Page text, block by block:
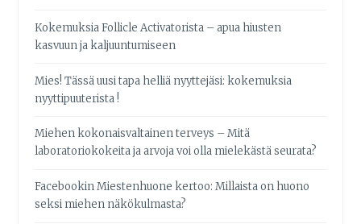
Kokemuksia Follicle Activatorista – apua hiusten
kasvuun ja kaljuuntumiseen
Mies! Tässä uusi tapa helliä nyyttejäsi: kokemuksia
nyyttipuuterista !
Miehen kokonaisvaltainen terveys – Mitä
laboratoriokokeita ja arvoja voi olla mielekästä seurata?
Facebookin Miestenhuone kertoo: Millaista on huono
seksi miehen näkökulmasta?